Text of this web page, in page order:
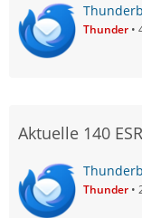
Thunder
Aktuelle 140
Thunder